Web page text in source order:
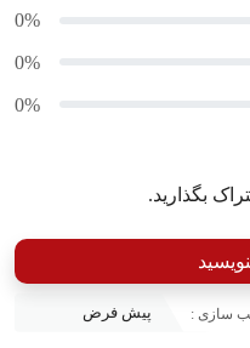
0%
0%
0%
بگذارید.
سازی :